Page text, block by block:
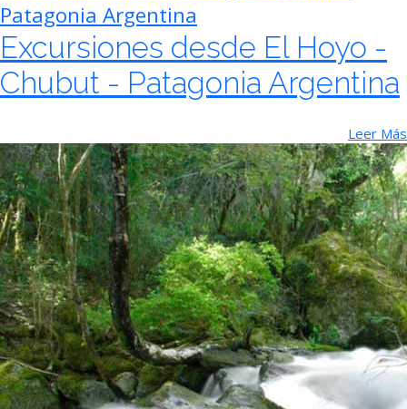
Patagonia Argentina
Excursiones desde El Hoyo -
Chubut - Patagonia Argentina
Leer Más